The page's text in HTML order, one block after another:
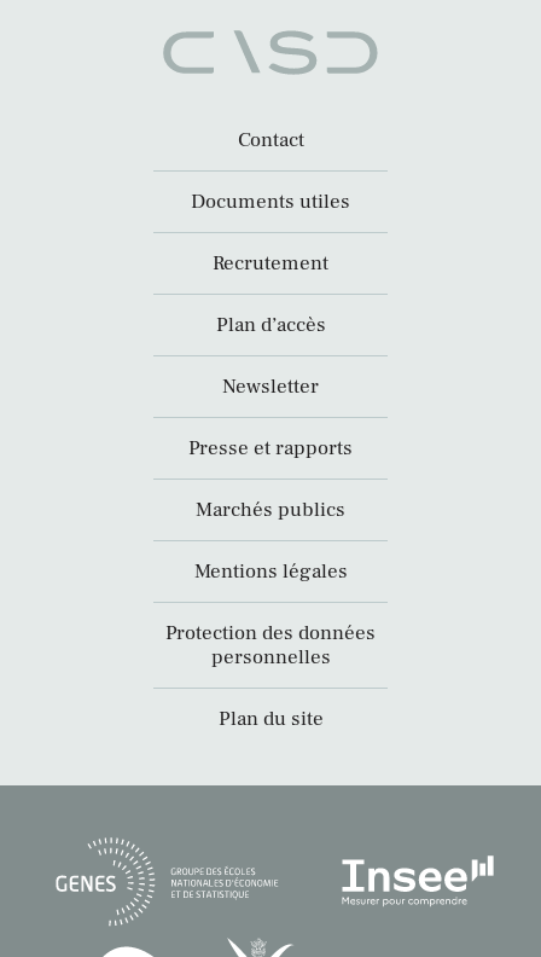
Contact
Documents utiles
Recrutement
Plan d’accès
Newsletter
Presse et rapports
Marchés publics
Mentions légales
Protection des données
personnelles
Plan du site